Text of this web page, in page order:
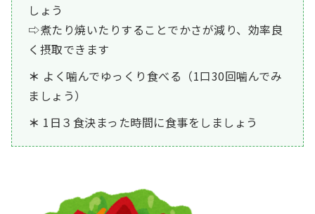
しょう
⇨煮たり焼いたりすることでかさが減り、効率良
く摂取できます
よく噛んでゆっくり食べる（1口30回噛んでみ
ましょう）
1日３食決まった時間に食事をしましょう